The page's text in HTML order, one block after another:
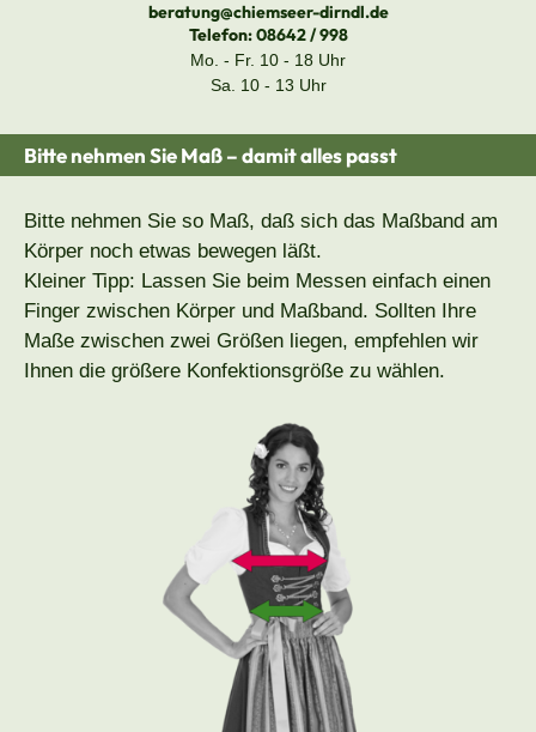
beratung@chiemseer-dirndl.de
Telefon:08642 / 998
Mo. - Fr. 10 - 18 Uhr
Sa. 10 - 13 Uhr
Bitte nehmen Sie Maß – damit alles passt
Bitte nehmen Sie so Maß, daß sich das Maßband am
Körper noch etwas bewegen läßt.
Kleiner Tipp: Lassen Sie beim Messen einfach einen
Finger zwischen Körper und Maßband. Sollten Ihre
Maße zwischen zwei Größen liegen, empfehlen wir
Ihnen die größere Konfektionsgröße zu wählen.